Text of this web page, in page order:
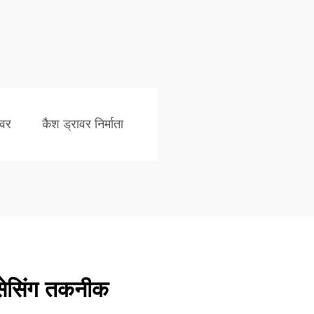
कैश ड्रावर निर्माता
तकनीक